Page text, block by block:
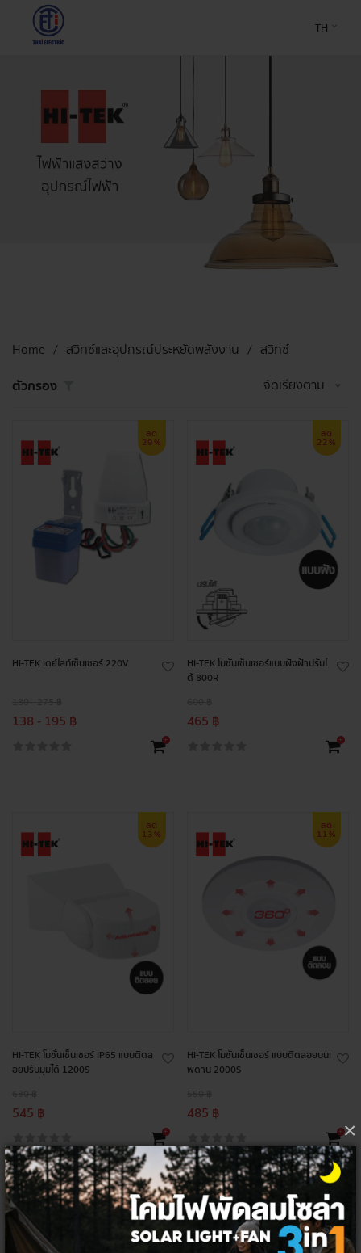
×
TH
Home สวิทซ์และอุปกรณ์ประหยัดพลังงาน
สวิทซ์
ตัวกรอง
จัดเรียงตาม
ลด
29%
HI-TEK เดย์ไลท์เซ็นเซอร์ 220V
138 - 195 ฿
+
ลด
22%
HI-TEK โมชั่นเซ็นเซอร์แบบฝังฝ้าปรับไ
ด้ 800R
465 ฿
+
ลด
13%
HI-TEK โมชั่นเซ็นเซอร์ IP65 แบบติดล
อยปรับมุมได้ 1200S
545 ฿
+
ลด
11%
HI-TEK โมชั่นเซ็นเซอร์ แบบติดลอยบนเ
พดาน 2000S
485 ฿
+
ลด ลด
32%